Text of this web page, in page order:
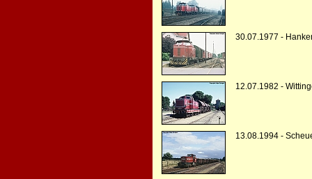
30.07.1977 -
12.07.1982 -
13.08.1994 -